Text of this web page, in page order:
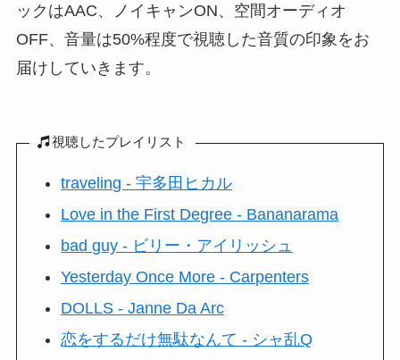
ックはAAC、ノイキャンON、空間オーディオ
OFF、音量は50%程度で視聴した音質の印象をお
届けしていきます。
視聴したプレイリスト
traveling - 宇多田ヒカル
Love in the First Degree - Bananarama
bad guy - ビリー・アイリッシュ
Yesterday Once More - Carpenters
DOLLS - Janne Da Arc
恋をするだけ無駄なんて - シャ乱Q